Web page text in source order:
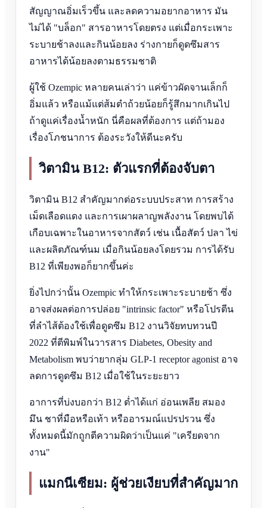
สัญญาณอิ่มเร็วขึ้น และลดความอยากอาหาร มัน
ไม่ได้ "บล็อก" สารอาหารโดยตรง แต่เมื่อกระเพาะ
ระบายช้าลงและกินน้อยลง ร่างกายก็ดูดซึมสาร
อาหารได้น้อยลงตามธรรมชาติ
ผู้ใช้ Ozempic หลายคนเล่าว่า แค่ข้าวผัดจานเล็กก็
อิ่มแล้ว หรือแม้แต่ส้มตำถ้วยน้อยก็รู้สึกมากเกินไป
ถ้าดูแค่เรื่องน้ำหนัก นี่คือผลที่ต้องการ แต่ถ้ามอง
เรื่องโภชนาการ ต้องระวังให้ดีนะครับ
วิตามิน B12: ตัวแรกที่ต้องจับตา
วิตามิน B12 สำคัญมากต่อระบบประสาท การสร้าง
เม็ดเลือดแดง และการเผาผลาญพลังงาน โดยพบได้
เกือบเฉพาะในอาหารจากสัตว์ เช่น เนื้อสัตว์ ปลา ไข่
และผลิตภัณฑ์นม เมื่อกินน้อยลงโดยรวม การได้รับ
B12 ที่เพียงพอก็ยากขึ้นค่ะ
ยิ่งไปกว่านั้น Ozempic ทำให้กระเพาะระบายช้า ซึ่ง
อาจส่งผลต่อการปล่อย "intrinsic factor" หรือโปรตีน
ที่ลำไส้ต้องใช้เพื่อดูดซึม B12 งานวิจัยทบทวนปี
2022 ที่ตีพิมพ์ในวารสาร Diabetes, Obesity and
Metabolism พบว่ายากลุ่ม GLP-1 receptor agonist อาจ
ลดการดูดซึม B12 เมื่อใช้ในระยะยาว
อาการที่บ่งบอกว่า B12 ต่ำได้แก่ อ่อนเพลีย สมอง
มึน ชาที่มือหรือเท้า หรืออารมณ์แปรปรวน ซึ่ง
ทั้งหมดนี้มักถูกตีความผิดว่าเป็นแค่ "เครียดจาก
งาน"
แมกนีเซียม: ผู้ช่วยเงียบที่สำคัญมาก